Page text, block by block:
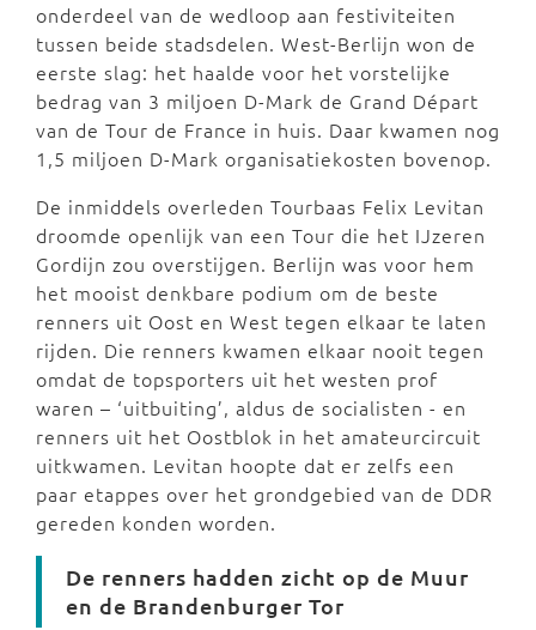
onderdeel van de wedloop aan festiviteiten
tussen beide stadsdelen. West-Berlijn won de
eerste slag: het haalde voor het vorstelijke
bedrag van 3 miljoen D-Mark de Grand Départ
van de Tour de France in huis. Daar kwamen nog
1,5 miljoen D-Mark organisatiekosten bovenop.
De inmiddels overleden Tourbaas Felix Levitan
droomde openlijk van een Tour die het IJzeren
Gordijn zou overstijgen. Berlijn was voor hem
het mooist denkbare podium om de beste
renners uit Oost en West tegen elkaar te laten
rijden. Die renners kwamen elkaar nooit tegen
omdat de topsporters uit het westen prof
waren – ‘uitbuiting’, aldus de socialisten - en
renners uit het Oostblok in het amateurcircuit
uitkwamen. Levitan hoopte dat er zelfs een
paar etappes over het grondgebied van de DDR
gereden konden worden.
De renners hadden zicht op de Muur
en de Brandenburger Tor